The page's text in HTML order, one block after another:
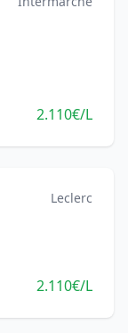
2.110€/L
Leclerc
2.110€/L